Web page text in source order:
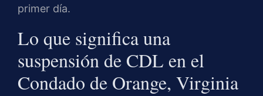
primer día.
Lo que significa una
suspensión de CDL en el
Condado de Orange, Virginia